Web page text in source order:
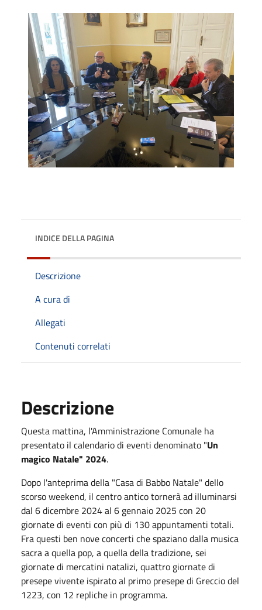
INDICE DELLA PAGINA
Descrizione
A cura di
Allegati
Contenuti correlati
Descrizione
Questa mattina, l'Amministrazione Comunale ha
presentato il calendario di eventi denominato "Un
magico Natale" 2024.
Dopo l'anteprima della "Casa di Babbo Natale" dello
scorso weekend, il centro antico tornerà ad illuminarsi
dal 6 dicembre 2024 al 6 gennaio 2025 con 20
giornate di eventi con più di 130 appuntamenti totali.
Fra questi ben nove concerti che spaziano dalla musica
sacra a quella pop, a quella della tradizione, sei
giornate di mercatini natalizi, quattro giornate di
presepe vivente ispirato al primo presepe di Greccio del
1223, con 12 repliche in programma.